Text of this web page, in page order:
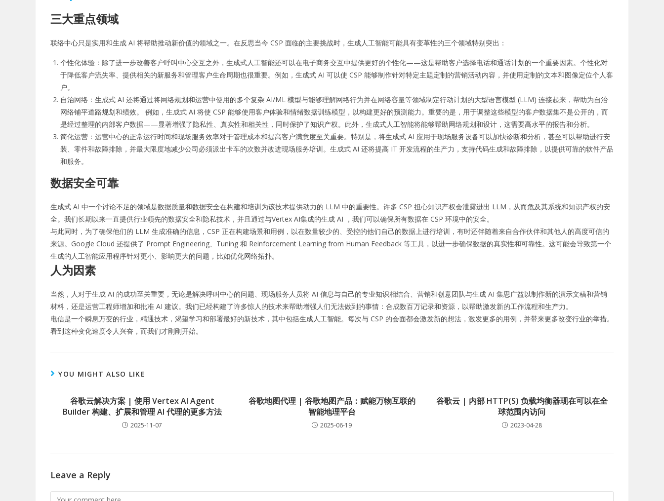
三大重点领域
联络中心只是实用和生成 AI 将帮助推动新价值的领域之一。 在反思当今 CSP 面临的主要挑战时，生成人工智能可能具有变革性的三个领域特别突出：
个性化体验：除了进一步改善客户呼叫中心交互之外，生成式人工智能还可以在电子商务交互中提供更好的个性化——这是帮助客户选择电话和通话计划的一个重要因素。 个性化对
于降低客户流失率、提供相关的新服务和管理客户生命周期也很重要。 例如，生成式 AI 可以使 CSP 能够制作针对特定主题定制的营销活动内容，并使用定制的文本和图像定位个人客
户。
自治网络：生成式 AI 还将通过将网络规划和运营中使用的多个复杂 AI/ML 模型与能够理解网络行为并在网络容量等领域制定行动计划的大型语言模型 (LLM) 连接起来，帮助为自治
网络铺平道路规划和绩效。 例如，生成式 AI 将使 CSP 能够使用客户体验和情绪数据训练模型，以构建更好的预测能力。 重要的是，用于调整这些模型的客户数据集不是公开的，而
是经过整理的内部客户数据——显著增强了隐私性、真实性和相关性，同时保护了知识产权。 此外，生成式人工智能将能够帮助网络规划和设计，这需要高水平的报告和分析。
简化运营：运营中心的正常运行时间和现场服务效率对于管理成本和提高客户满意度至关重要。特别是，将生成式 AI 应用于现场服务设备可以加快诊断和分析，甚至可以帮助进行安
装、零件和故障排除，并最大限度地减少公司必须派出卡车的次数并改进现场服务培训。 生成式 AI 还将提高 IT 开发流程的生产力，支持代码生成和故障排除，以提供可靠的软件产品
和服务。
数据安全可靠
生成式 AI 中一个讨论不足的领域是数据质量和数据安全在构建和培训为该技术提供动力的 LLM 中的重要性。许多 CSP 担心知识产权会泄露进出 LLM，从而危及其系统和知识产权的安
全。 我们长期以来一直提供行业领先的数据安全和隐私技术，并且通过与Vertex AI集成的生成 AI ，我们可以确保所有数据在 CSP 环境中的安全。
与此同时，为了确保他们的 LLM 生成准确的信息，CSP 正在构建场景和用例，以在数量较少的、受控的他们自己的数据上进行培训，有时还伴随着来自合作伙伴和其他人的高度可信的
来源。Google Cloud 还提供了 Prompt Engineering、Tuning 和 Reinforcement Learning from Human Feedback 等工具，以进一步确保数据的真实性和可靠性。这可能会导致第一个
生成的人工智能应用程序针对更小、影响更大的问题，比如优化网络拓扑。
人为因素
当然， 人对于生成 AI 的成功至关重要 ，无论是解决呼叫中心的问题、现场服务人员将 AI 信息与自己的专业知识相结合、营销和创意团队与生成 AI 集思广益以制作新的演示文稿和营销
材料，还是运营工程师增加和批准 AI 建议。 我们已经构建了许多惊人的技术来帮助增强人们无法做到的事情：合成数百万记录和资源，以帮助激发新的工作流程和生产力。
电信是一个瞬息万变的行业，精通技术，渴望学习和部署最好的新技术，其中包括生成人工智能。每次与 CSP 的会面都会激发新的想法，激发更多的用例，并带来更多改变行业的举措。
看到这种变化速度令人兴奋，而我们才刚刚开始。
YOU MIGHT ALSO LIKE
谷歌云解决方案 | 使用 Vertex AI Agent
Builder 构建、扩展和管理 AI 代理的更多方法
2025-11-07
谷歌地图代理 | 谷歌地图产品：赋能万物互联的
智能地理平台
2025-06-19
谷歌云 | 内部 HTTP(S) 负载均衡器现在可以在全
球范围内访问
2023-04-28
Leave a Reply